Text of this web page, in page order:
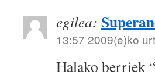
egilea:
13:57 2009(e)ko
Halako berriek